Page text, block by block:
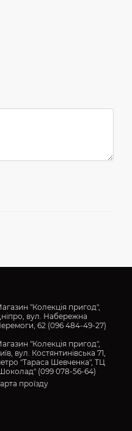
"Колекція пригод",
вул. Набережна
62 (096 484-49-27)
"Колекція пригод",
вул. Костянтинівська 71,
"Тараса Шевченка", ТЦ
(099 078-56-64)
проїзду